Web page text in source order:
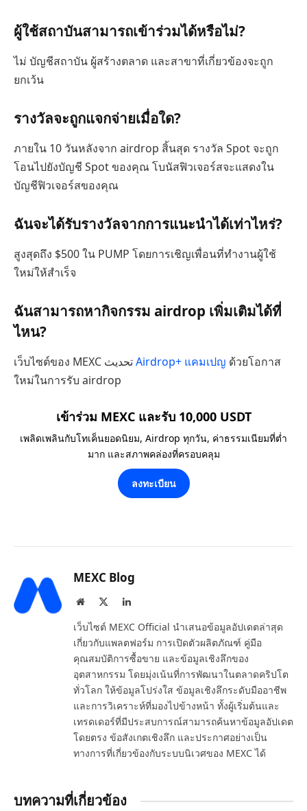
ผู้ใช้สถาบันสามารถเข้าร่วมได้หรือไม่?
ไม่ บัญชีสถาบัน ผู้สร้างตลาด และสาขาที่เกี่ยวข้องจะถูก
ยกเว้น
รางวัลจะถูกแจกจ่ายเมื่อใด?
ภายใน 10 วันหลังจาก airdrop สิ้นสุด รางวัล Spot จะถูก
โอนไปยังบัญชี Spot ของคุณ โบนัสฟิวเจอร์สจะแสดงใน
บัญชีฟิวเจอร์สของคุณ
ฉันจะได้รับรางวัลจากการแนะนำได้เท่าไหร่?
สูงสุดถึง $500 ใน PUMP โดยการเชิญเพื่อนที่ทำงานผู้ใช้
ใหม่ให้สำเร็จ
ฉันสามารถหากิจกรรม airdrop เพิ่มเติมได้ที่
ไหน?
Airdrop+ แคมเปญ ด้วยโอกาส
ใหม่ในการรับ airdrop
เข้าร่วม MEXC และรับ 10,000 USDT
เพลิดเพลินกับโทเค็นยอดนิยม, Airdrop ทุกวัน, ค่าธรรมเนียมที่ต่ำ
มาก และสภาพคล่องที่ครอบคลุม
ลงทะเบียน
MEXC Blog
Website LinkedIn
เว็บไซต์ MEXC Official นำเสนอข้อมูลอัปเดตล่าสุด
เกี่ยวกับแพลตฟอร์ม การเปิดตัวผลิตภัณฑ์ คู่มือ
คุณสมบัติการซื้อขาย และข้อมูลเชิงลึกของ
อุตสาหกรรม โดยมุ่งเน้นที่การพัฒนาในตลาดคริปโต
ทั่วโลก ให้ข้อมูลโปร่งใส ข้อมูลเชิงลึกระดับมืออาชีพ
และการวิเคราะห์ที่มองไปข้างหน้า ทั้งผู้เริ่มต้นและ
เทรดเดอร์ที่มีประสบการณ์สามารถค้นหาข้อมูลอัปเดต
โดยตรง ข้อสังเกตเชิงลึก และประกาศอย่างเป็น
ทางการที่เกี่ยวข้องกับระบบนิเวศของ MEXC ได้
บทความที่เกี่ยวข้อง